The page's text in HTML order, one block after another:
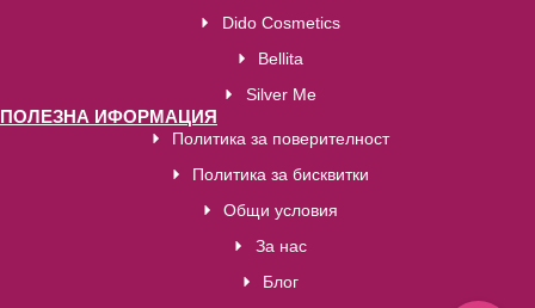
Dido Cosmetics
Bellita
Silver Me
ПОЛЕЗНА ИФОРМАЦИЯ
Политика за поверителност
Политика за бисквитки
Общи условия
За нас
Блог